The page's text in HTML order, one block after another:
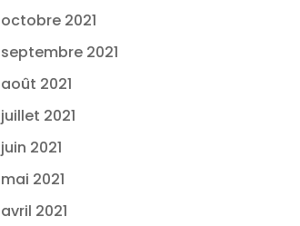
octobre 2021
septembre 2021
août 2021
juillet 2021
juin 2021
mai 2021
avril 2021